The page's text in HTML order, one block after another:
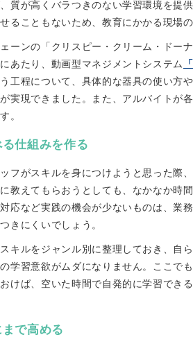
質が高くバラつきのない学習環境を提
ることもないため、教育にかかる現場
ーンの「クリスピー・クリーム・ドー
あたり、動画型マネジメントシステム
工程について、具体的な器具の使い方
実現できました。また、アルバイトが
。
仕組みを作る
フがスキルを身につけようと思った際
教えてもらおうとしても、なかなか時
応など実践の機会が少ないものは、
きにくいでしょう。
キルをジャンル別に整理しておき、自
学習意欲がムダになりません。ここで
けば、空いた時間で自発的に学習でき
で高める